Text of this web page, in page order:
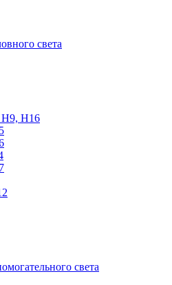
света
H16
света